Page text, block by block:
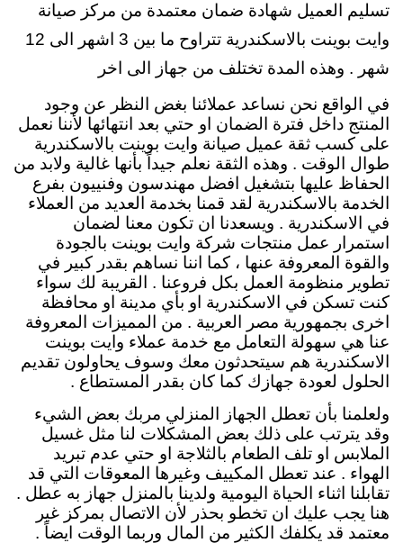
تسليم العميل شهادة ضمان معتمدة من مركز صيانة
وايت بوينت بالاسكندرية تتراوح ما بين 3 اشهر الى 12
شهر . وهذه المدة تختلف من جهاز الى اخر
في الواقع نحن نساعد عملائنا بغض النظر عن وجود
المنتج داخل فترة الضمان او حتي بعد انتهائها لأننا نعمل
على كسب ثقة عميل صيانة وايت بوينت بالاسكندرية
طوال الوقت . وهذه الثقة نعلم جيداً بأنها غالية ولابد من
الحفاظ عليها بتشغيل افضل مهندسون وفنييون بفرع
الخدمة بالاسكندرية لقد قمنا بخدمة العديد من العملاء
في الاسكندرية . ويسعدنا ان تكون معنا لضمان
استمرار عمل منتجات شركة وايت بوينت بالجودة
والقوة المعروفة عنها ، كما اننا نساهم بقدر كبير في
تطوير منظومة العمل بكل فروعنا . القريبة لك سواء
كنت تسكن في الاسكندرية او بأي مدينة او محافظة
اخرى بجمهورية مصر العربية . من المميزات المعروفة
عنا هي سهولة التعامل مع خدمة عملاء وايت بوينت
الاسكندرية هم سيتحدثون معك وسوف يحاولون تقديم
الحلول لعودة جهازك كما كان بقدر المستطاع .
ولعلمنا بأن تعطل الجهاز المنزلي مربك بعض الشيء
وقد يترتب على ذلك بعض المشكلات لنا مثل غسيل
الملابس او تلف الطعام بالثلاجة او حتي عدم تبريد
الهواء . عند تعطل المكييف وغيرها المعوقات التي قد
تقابلنا اثناء الحياة اليومية ولدينا بالمنزل جهاز به عطل .
هنا يجب عليك ان تخطو بحذر لأن الاتصال بمركز غير
معتمد قد يكلفك الكثير من المال وربما الوقت ايضاً .